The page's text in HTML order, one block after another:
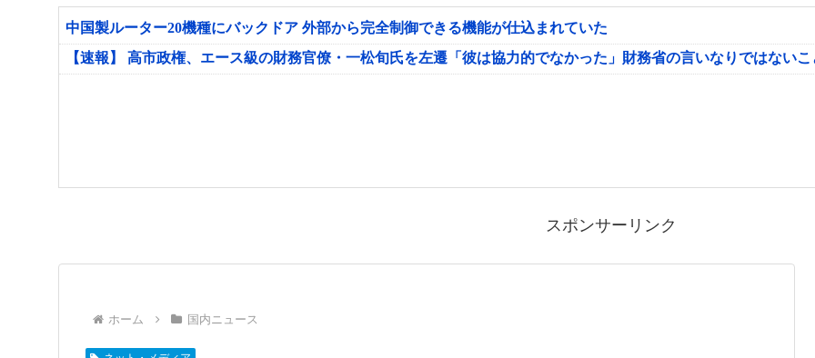
中国製ルーター20機種にバックドア 外部から完全制御できる機能が仕込まれていた
【速報】 高市政権、エース級の財務官僚・一松旬氏を左遷「彼は協力的でなかった」財務省の言いなりではない
スポンサーリンク
ホーム 国内ニュース